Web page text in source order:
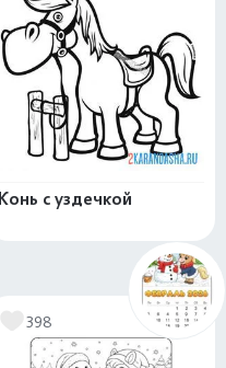
Конь с уздечкой
398